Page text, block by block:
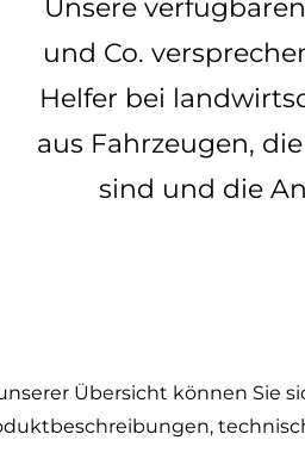
Unsere
und Co.
Helfer bei
aus Fahrzeugen,
sind und die
Übersicht können Sie